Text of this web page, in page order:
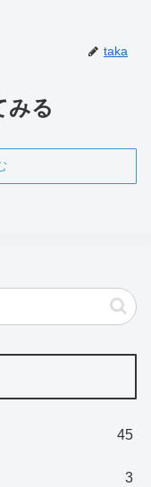
taka
みる
45
3